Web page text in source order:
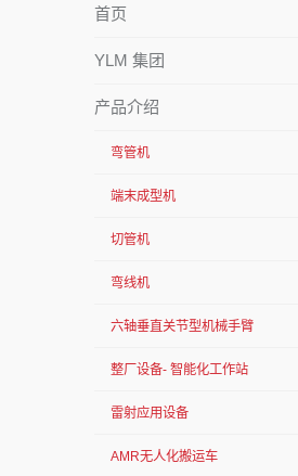
首页
YLM 集团
产品介绍
弯管机
端末成型机
切管机
弯线机
六轴垂直关节型机械手臂
整厂设备- 智能化工作站
雷射应用设备
AMR无人化搬运车